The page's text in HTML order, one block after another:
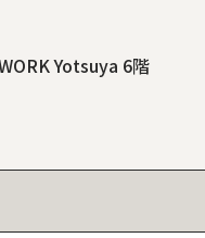
Yotsuya 6階